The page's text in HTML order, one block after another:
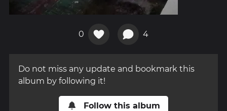
0 4
Do not miss any update and bookmark this
album by following it!
Follow this album